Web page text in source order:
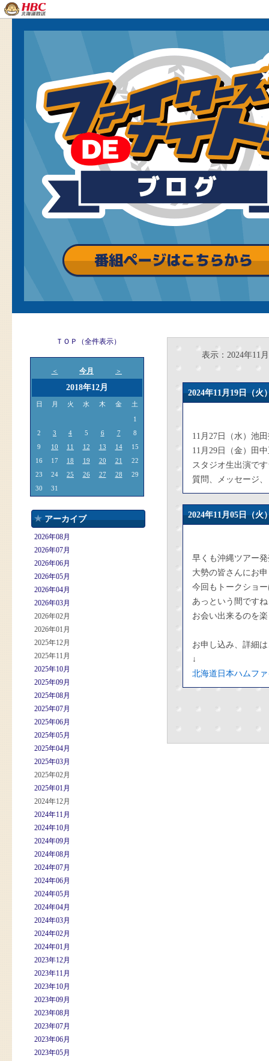
ＴＯＰ（全件表示）
＜ 今月 ＞
2018年12月
日 月 火 水 木 金 土
1
2
3 4 5 6 7
8
9
10 11 12 13 14
15
16
17 18 19 20 21
22
23
24 25 26 27 28
29
30
31
アーカイブ
2026年08月
2026年07月
2026年06月
2026年05月
2026年04月
2026年03月
2026年02月
2026年01月
2025年12月
2025年11月
2025年10月
2025年09月
2025年08月
2025年07月
2025年06月
2025年05月
2025年04月
2025年03月
2025年02月
2025年01月
2024年12月
2024年11月
2024年10月
2024年09月
2024年08月
2024年07月
2024年06月
2024年05月
2024年04月
2024年03月
2024年02月
2024年01月
2023年12月
2023年11月
2023年10月
2023年09月
2023年08月
2023年07月
2023年06月
2023年05月
表示：2024年11月
2024年11月19日
11月27日（水）池
11月29日（金）田
スタジオ生出演で
質問、メッセージ
2024年11月05日
早くも沖縄ツアー
大勢の皆さんにお
今回もトークショ
あっという間です
お会い出来るのを
お申し込み、詳細
↓
北海道日本ハムフ